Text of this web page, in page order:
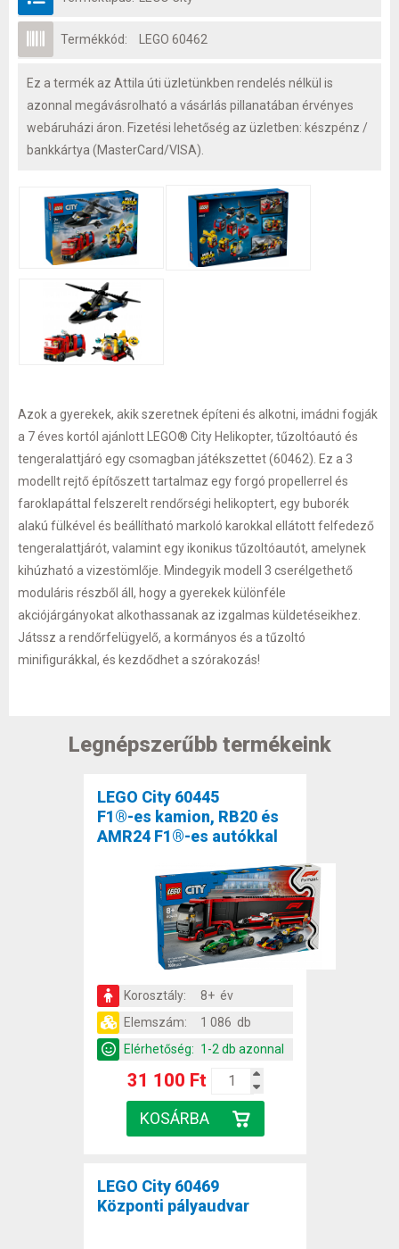
Termékkód: LEGO 60462
Ez a termék az Attila úti üzletünkben rendelés nélkül is
azonnal megávásrolható a vásárlás pillanatában érvényes
webáruházi áron. Fizetési lehetőség az üzletben: készpénz /
bankkártya (MasterCard/VISA).
Azok a gyerekek, akik szeretnek építeni és alkotni, imádni fogják
a 7 éves kortól ajánlott LEGO® City Helikopter, tűzoltóautó és
tengeralattjáró egy csomagban játékszettet (60462). Ez a 3
modellt rejtő építőszett tartalmaz egy forgó propellerrel és
faroklapáttal felszerelt rendőrségi helikoptert, egy buborék
alakú fülkével és beállítható markoló karokkal ellátott felfedező
tengeralattjárót, valamint egy ikonikus tűzoltóautót, amelynek
kihúzható a vizestömlője. Mindegyik modell 3 cserélgethető
moduláris részből áll, hogy a gyerekek különféle
akciójárgányokat alkothassanak az izgalmas küldetéseikhez.
Játssz a rendőrfelügyelő, a kormányos és a tűzoltó
minifigurákkal, és kezdődhet a szórakozás!
Legnépszerűbb termékeink
LEGO City 60445
F1®-es kamion, RB20 és
AMR24 F1®-es autókkal
Korosztály:
8+ év
Elemszám:
1 086 db
Elérhetőség: 1-2 db azonnal
31 100 Ft
LEGO City 60469
Központi pályaudvar